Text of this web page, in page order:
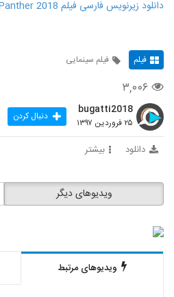
دانلود زیرنویس فارسی فیلم Black Panther 2018
فیلم فیلم سینمایی
۳,۰۰۶
bugatti2018
۲۵ فروردین ۱۳۹۷ دنبال کردن
دانلود بیشتر
ویدیوهای دیگر
ویدیوهای مرتبط